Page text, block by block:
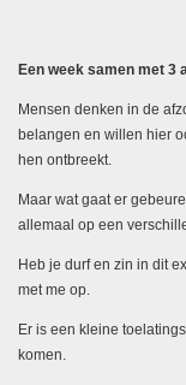
Een week samen met 3
Mensen denken in de
belangen en willen hier
hen ontbreekt.
Maar wat gaat er
allemaal op een
Heb je durf en zin in dit
met me op.
Er is een kleine
komen.